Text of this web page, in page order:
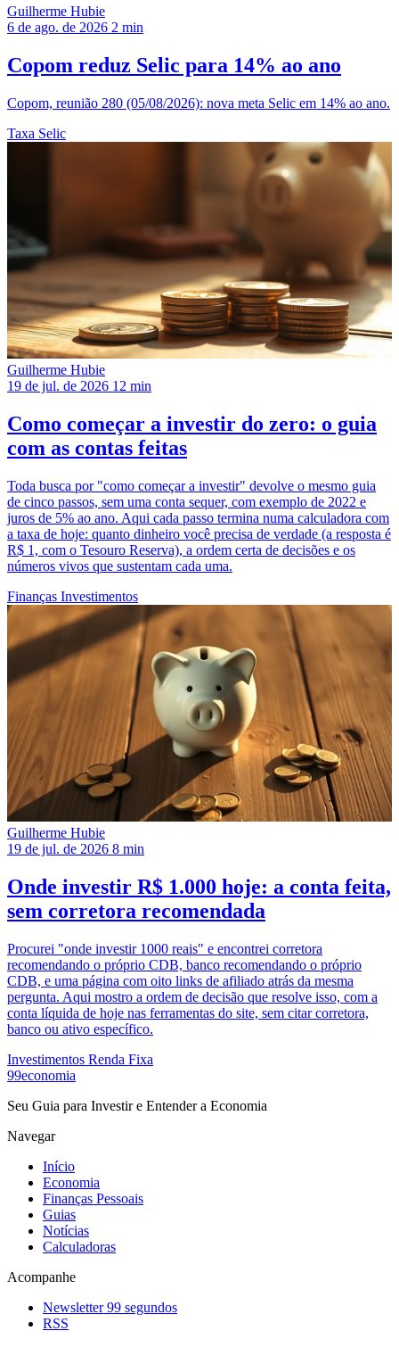
Guilherme Hubie
6 de ago. de 2026 2 min
Copom reduz Selic para 14% ao ano
Copom, reunião 280 (05/08/2026): nova meta Selic em 14% ao ano.
Taxa Selic
Guilherme Hubie
19 de jul. de 2026 12 min
Como começar a investir do zero: o guia
com as contas feitas
Toda busca por "como começar a investir" devolve o mesmo guia
de cinco passos, sem uma conta sequer, com exemplo de 2022 e
juros de 5% ao ano. Aqui cada passo termina numa calculadora com
a taxa de hoje: quanto dinheiro você precisa de verdade (a resposta é
R$ 1, com o Tesouro Reserva), a ordem certa de decisões e os
números vivos que sustentam cada uma.
Finanças Investimentos
Guilherme Hubie
19 de jul. de 2026 8 min
Onde investir R$ 1.000 hoje: a conta feita,
sem corretora recomendada
Procurei "onde investir 1000 reais" e encontrei corretora
recomendando o próprio CDB, banco recomendando o próprio
CDB, e uma página com oito links de afiliado atrás da mesma
pergunta. Aqui mostro a ordem de decisão que resolve isso, com a
conta líquida de hoje nas ferramentas do site, sem citar corretora,
banco ou ativo específico.
Investimentos Renda Fixa
99economia
Seu Guia para Investir e Entender a Economia
Navegar
Início
Economia
Finanças Pessoais
Guias
Notícias
Calculadoras
Acompanhe
Newsletter 99 segundos
RSS